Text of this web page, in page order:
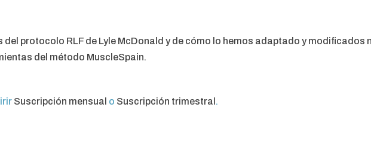
protocolo RLF de Lyle McDonald y de cómo lo hemos adaptado y modificados
del método MuscleSpain.
Suscripción mensual o Suscripción trimestral .